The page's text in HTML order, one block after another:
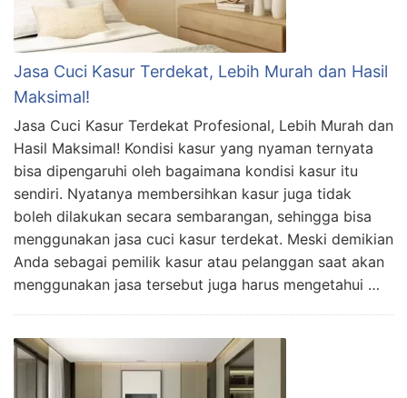
Jasa Cuci Kasur Terdekat, Lebih Murah dan Hasil
Maksimal!
Jasa Cuci Kasur Terdekat Profesional, Lebih Murah dan
Hasil Maksimal! Kondisi kasur yang nyaman ternyata
bisa dipengaruhi oleh bagaimana kondisi kasur itu
sendiri. Nyatanya membersihkan kasur juga tidak
boleh dilakukan secara sembarangan, sehingga bisa
menggunakan jasa cuci kasur terdekat. Meski demikian
Anda sebagai pemilik kasur atau pelanggan saat akan
menggunakan jasa tersebut juga harus mengetahui …